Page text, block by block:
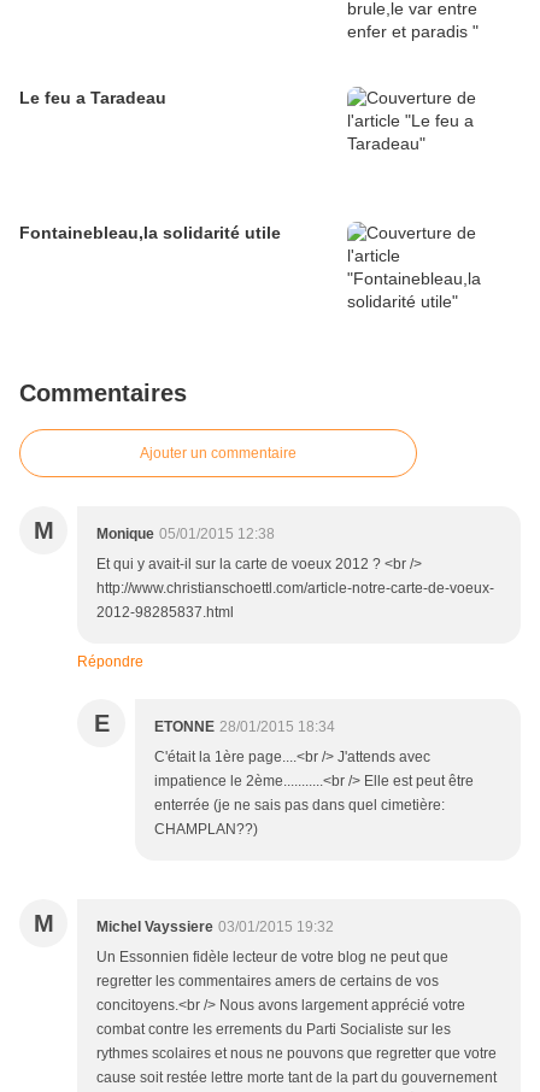
Le feu a Taradeau
Fontainebleau,la solidarité utile
Commentaires
Ajouter un commentaire
M Monique 05/01/2015 12:38
Et qui y avait-il sur la carte de voeux 2012 ? <br />
http://www.christianschoettl.com/article-notre-carte-de-voeux-
2012-98285837.html
Répondre
E ETONNE 28/01/2015 18:34
C'était la 1ère page....<br /> J'attends avec
impatience le 2ème...........<br /> Elle est peut être
enterrée (je ne sais pas dans quel cimetière:
CHAMPLAN??)
M Michel Vayssiere 03/01/2015 19:32
Un Essonnien fidèle lecteur de votre blog ne peut que
regretter les commentaires amers de certains de vos
concitoyens.<br /> Nous avons largement apprécié votre
combat contre les errements du Parti Socialiste sur les
rythmes scolaires et nous ne pouvons que regretter que votre
cause soit restée lettre morte tant de la part du gouvernement